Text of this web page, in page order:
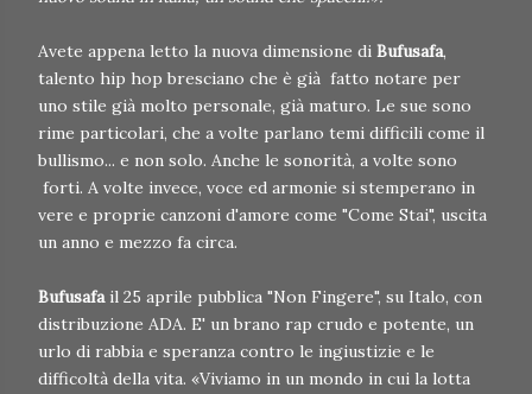
Avete appena letto la nuova dimensione di Bufusafa,
talento hip hop bresciano che è già fatto notare per
uno stile già molto personale, già maturo. Le sue sono
rime particolari, che a volte parlano temi difficili come il
bullismo... e non solo. Anche le sonorità, a volte sono
forti. A volte invece, voce ed armonie si stemperano in
vere e proprie canzoni d'amore come "Come Stai", uscita
un anno e mezzo fa circa.
Bufusafa il 25 aprile pubblica "Non Fingere", su Italo, con
distribuzione ADA. E' un brano rap crudo e potente, un
urlo di rabbia e speranza contro le ingiustizie e le
difficoltà della vita. «Viviamo in un mondo in cui la lotta